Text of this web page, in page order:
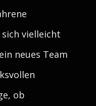
vielleicht
neues Team
ob